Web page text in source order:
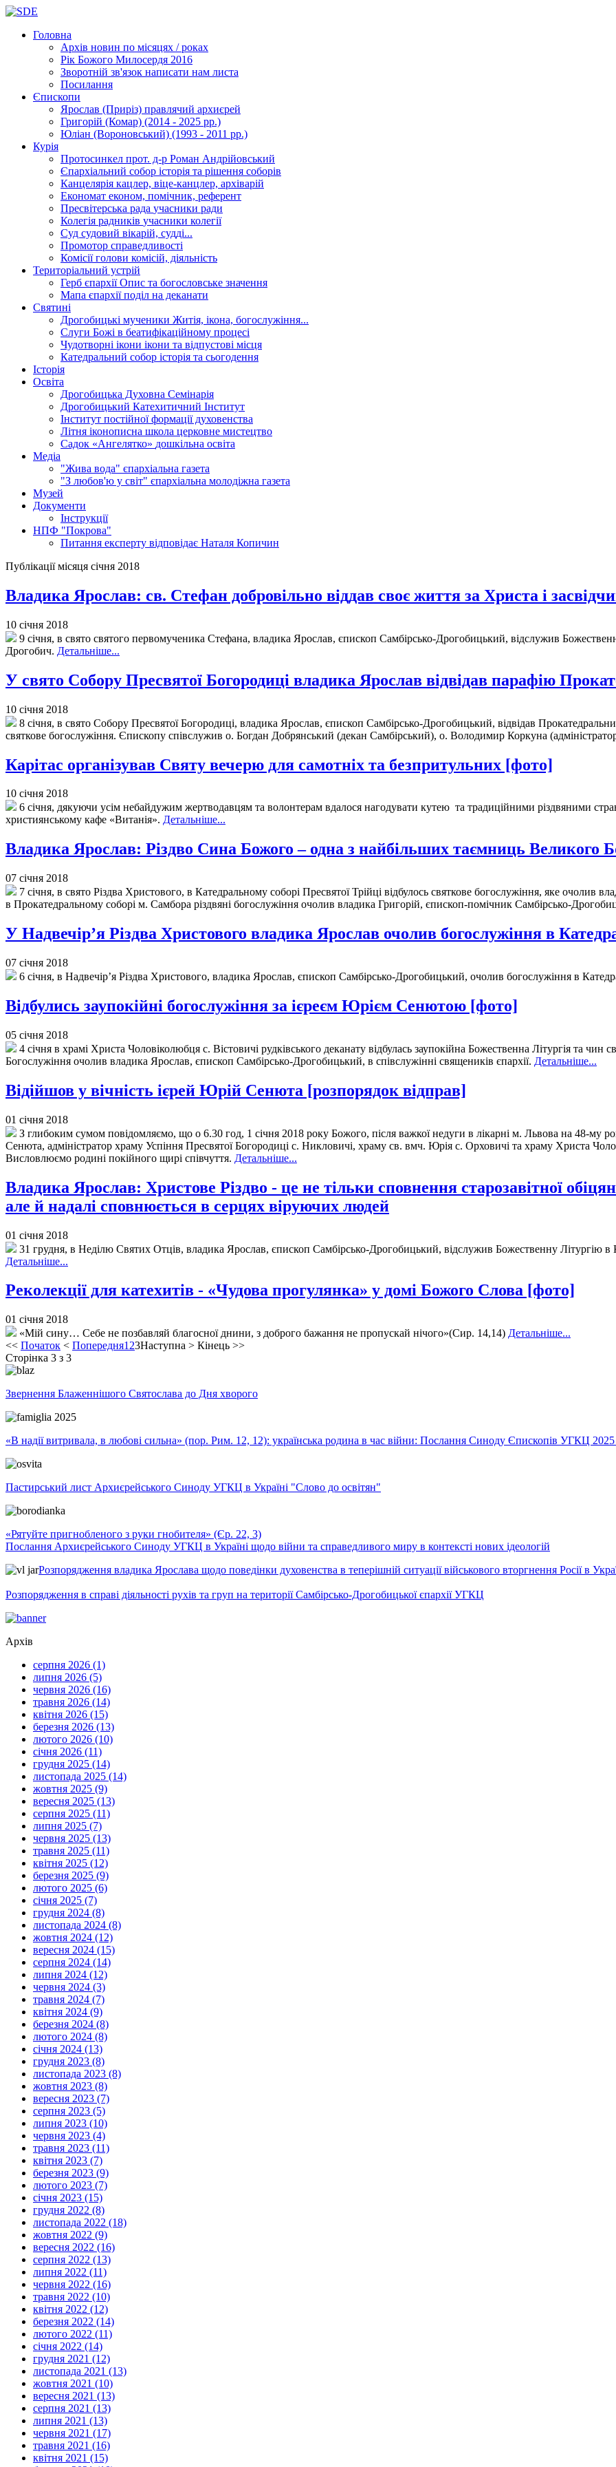
Головна
Архів новин по місяцях / роках
Рік Божого Милосердя 2016
Зворотній зв'язок написати нам листа
Посилання
Єпископи
Ярослав (Приріз) правлячий архиєрей
Григорій (Комар) (2014 - 2025 рр.)
Юліан (Вороновський) (1993 - 2011 рр.)
Курія
Протосинкел прот. д-р Роман Андрійовський
Єпархіальний собор історія та рішення соборів
Канцелярія кацлер, віце-канцлер, архіварій
Економат економ, помічник, референт
Пресвітерська рада учасники ради
Колегія радників учасники колегії
Суд судовий вікарій, судді...
Промотор справедливості
Комісіїголови комісій, діяльність
Територіальний устрій
Герб єпархіїОпис та богословське значення
Мапа єпархіїподіл на деканати
Святині
Дрогобицькі мученики Житія, ікона, богослужіння...
Слуги Божі в беатифікаційному процесі
Чудотворні ікони ікони та відпустові місця
Катедральний собор історія та сьогодення
Історія
Освіта
Дрогобицька Духовна Семінарія
Дрогобицький Катехитичний Інститут
Інститут постійної формації духовенства
Літня іконописна школа церковне мистецтво
Садок «Ангелятко» дошкільна освіта
Медіа
"Жива вода" єпархіальна газета
"З любов'ю у світ" єпархіальна молодіжна газета
Музей
Документи
Інструкції
НПФ "Покрова"
Питання експерту відповідає Наталя Копичин
Публікації місяця січня 2018
Владика Ярослав: св. Стефан добровільно віддав своє життя за Христа і
10 січня 2018
9 січня, в свято святого первомученика Стефана, владика Ярослав, єпископ Самбірсько-Дрогобицький, відслужив
Дрогобич. Детальніше...
У свято Собору Пресвятої Богородиці владика Ярослав відвідав парафію
10 січня 2018
8 січня, в свято Собору Пресвятої Богородиці, владика Ярослав, єпископ Самбірсько-Дрогобицький, відвідав
святкове богослужіння. Єпископу співслужив о. Богдан Добрянський (декан Самбірський), о. Володимир Коркуна
Карітас організував Святу вечерю для самотніх та безпритульних [фото]
10 січня 2018
6 січня, дякуючи усім небайдужим жертводавцям та волонтерам вдалося нагодувати кутею та традиційними різдвяними
християнському кафе «Витанія». Детальніше...
Владика Ярослав: Різдво Сина Божого – одна з найбільших таємниць Великого
07 січня 2018
7 січня, в свято Різдва Христового, в Катедральному соборі Пресвятої Трійці відбулось святкове богослужіння, яке
в Прокатедральному соборі м. Самбора різдвяні богослужіння очолив владика Григорій, єпископ-помічник Самбірсько-
У Надвечір’я Різдва Христового владика Ярослав очолив богослужіння в
07 січня 2018
6 січня, в Надвечір’я Різдва Христового, владика Ярослав, єпископ Самбірсько-Дрогобицький, очолив богослужіння в
Відбулись заупокійні богослужіння за ієреєм Юрієм Сенютою [фото]
05 січня 2018
4 січня в храмі Христа Чоловіколюбця с. Вістовичі рудківського деканату відбулась заупокійна Божественна Літургія та
Богослужіння очолив владика Ярослав, єпископ Самбірсько-Дрогобицький, в співслужінні священиків єпархії. Детальніше...
Відійшов у вічність ієрей Юрій Сенюта [розпорядок відправ]
01 січня 2018
З глибоким сумом повідомляємо, що о 6.30 год, 1 січня 2018 року Божого, після важкої недуги в лікарні м. Львова на 48-му
Сенюта, адміністратор храму Успіння Пресвятої Богородиці с. Никловичі, храму св. вмч. Юрія с. Орховичі та храму Христа
Висловлюємо родині покійного щирі співчуття. Детальніше...
Владика Ярослав: Христове Різдво - це не тільки сповнення старозавітної
але й надалі сповнюється в серцях віруючих людей
01 січня 2018
31 грудня, в Неділю Святих Отців, владика Ярослав, єпископ Самбірсько-Дрогобицький, відслужив Божественну Літургію в
Детальніше...
Реколекції для катехитів - «Чудова прогулянка» у домі Божого Слова [фото]
01 січня 2018
«Мій сину… Себе не позбавляй благосної днини, з доброго бажання не пропускай нічого»(Сир. 14,14) Детальніше...
<< Початок < Попередня1 23Наступна > Кінець >>
Сторінка 3 з 3
Звернення Блаженнішого Святослава до Дня хворого
«В надії витривала, в любові сильна» (пор. Рим. 12, 12): українська родина в час війни: Послання Синоду Єпископів УГКЦ
Пастирський лист Архиєрейського Синоду УГКЦ в Україні "Слово до освітян"
«Рятуйте пригнобленого з руки гнобителя» (Єр. 22, 3)
Послання Архиєрейського Синоду УГКЦ в Україні щодо війни та справедливого миру в контексті нових ідеологій
Розпорядження владика Ярослава щодо поведінки духовенства в теперішній ситуації військового вторгнення Росії в
Розпорядження в справі діяльності рухів та груп на території Самбірсько-Дрогобицької єпархії УГКЦ
Архів
серпня 2026 (1)
липня 2026 (5)
червня 2026 (16)
травня 2026 (14)
квітня 2026 (15)
березня 2026 (13)
лютого 2026 (10)
січня 2026 (11)
грудня 2025 (14)
листопада 2025 (14)
жовтня 2025 (9)
вересня 2025 (13)
серпня 2025 (11)
липня 2025 (7)
червня 2025 (13)
травня 2025 (11)
квітня 2025 (12)
березня 2025 (9)
лютого 2025 (6)
січня 2025 (7)
грудня 2024 (8)
листопада 2024 (8)
жовтня 2024 (12)
вересня 2024 (15)
серпня 2024 (14)
липня 2024 (12)
червня 2024 (3)
травня 2024 (7)
квітня 2024 (9)
березня 2024 (8)
лютого 2024 (8)
січня 2024 (13)
грудня 2023 (8)
листопада 2023 (8)
жовтня 2023 (8)
вересня 2023 (7)
серпня 2023 (5)
липня 2023 (10)
червня 2023 (4)
травня 2023 (11)
квітня 2023 (7)
березня 2023 (9)
лютого 2023 (7)
січня 2023 (15)
грудня 2022 (8)
листопада 2022 (18)
жовтня 2022 (9)
вересня 2022 (16)
серпня 2022 (13)
липня 2022 (11)
червня 2022 (16)
травня 2022 (10)
квітня 2022 (12)
березня 2022 (14)
лютого 2022 (11)
січня 2022 (14)
грудня 2021 (12)
листопада 2021 (13)
жовтня 2021 (10)
вересня 2021 (13)
серпня 2021 (13)
липня 2021 (13)
червня 2021 (17)
травня 2021 (16)
квітня 2021 (15)